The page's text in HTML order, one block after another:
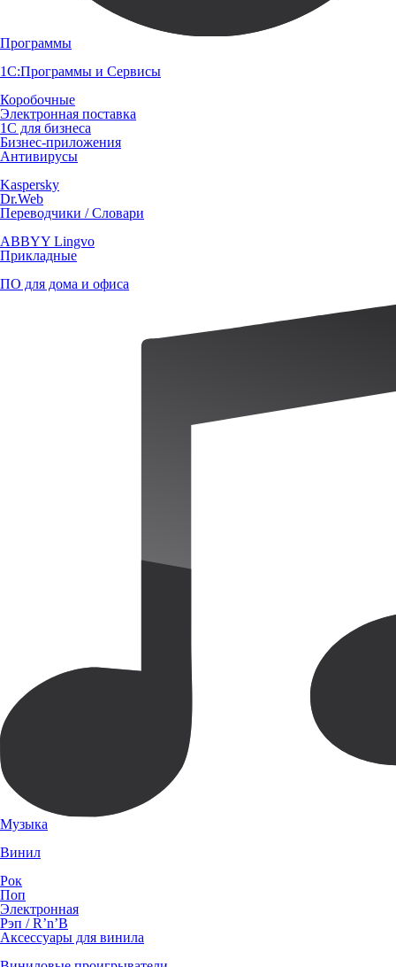
Программы
1С:Программы и Сервисы
Коробочные
Электронная поставка
1С для бизнеса
Бизнес-приложения
Антивирусы
Kaspersky
Dr.Web
Переводчики / Словари
ABBYY Lingvo
Прикладные
ПО для дома и офиса
Музыка
Винил
Рок
Поп
Электронная
Рэп / R’n’B
Аксессуары для винила